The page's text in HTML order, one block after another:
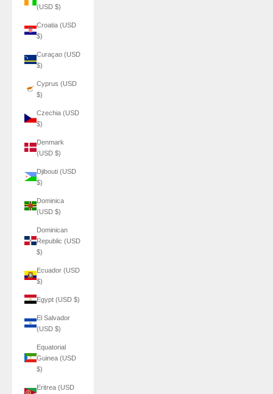
(USD $)
Croatia (USD
$)
Curaçao (USD
$)
Cyprus (USD
$)
Czechia (USD
$)
Denmark
(USD $)
Djibouti (USD
$)
Dominica
(USD $)
Dominican
Republic (USD
$)
Ecuador (USD
$)
Egypt (USD $)
El Salvador
(USD $)
Equatorial
Guinea (USD
$)
Eritrea (USD